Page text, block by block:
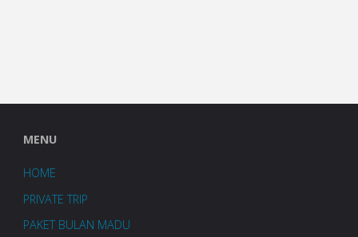
MENU
HOME
PRIVATE TRIP
PAKET BULAN MADU